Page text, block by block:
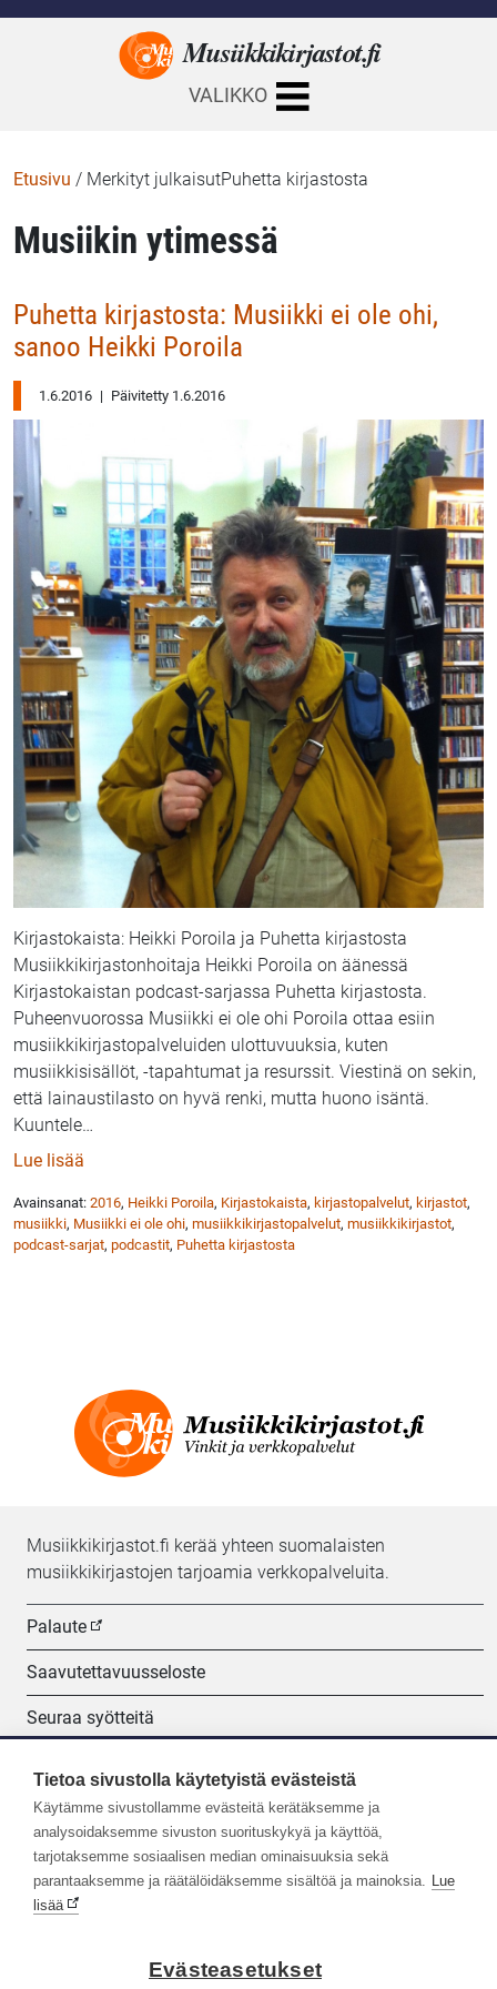
Musiikkikirjastot.fi
VALIKKO
Etusivu / Merkityt julkaisutPuhetta kirjastosta
Musiikin ytimessä
Puhetta kirjastosta: Musiikki ei ole ohi,
sanoo Heikki Poroila
1.6.2016 | Päivitetty 1.6.2016
Kirjastokaista: Heikki Poroila ja Puhetta kirjastosta
Musiikkikirjastonhoitaja Heikki Poroila on äänessä
Kirjastokaistan podcast-sarjassa Puhetta kirjastosta.
Puheenvuorossa Musiikki ei ole ohi Poroila ottaa esiin
musiikkikirjastopalveluiden ulottuvuuksia, kuten
musiikkisisällöt, -tapahtumat ja resurssit. Viestinä on sekin,
että lainaustilasto on hyvä renki, mutta huono isäntä.
Kuuntele…
Lue lisää
Avainsanat: 2016, Heikki Poroila, Kirjastokaista, kirjastopalvelut, kirjastot,
musiikki, Musiikki ei ole ohi, musiikkikirjastopalvelut, musiikkikirjastot,
podcast-sarjat, podcastit, Puhetta kirjastosta
Musiikkikirjastot.fi kerää yhteen suomalaisten
musiikkikirjastojen tarjoamia verkkopalveluita.
Palaute
Saavutettavuusseloste
Seuraa syötteitä
Seuraa meitä:
Tietoa sivustolla käytetyistä evästeistä
Käytämme sivustollamme evästeitä kerätäksemme ja
analysoidaksemme sivuston suorituskykyä ja käyttöä,
tarjotaksemme sosiaalisen median ominaisuuksia sekä
parantaaksemme ja räätälöidäksemme sisältöä ja mainoksia. Lue
lisää
Evästeasetukset